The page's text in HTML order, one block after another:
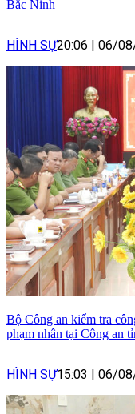
Bắc Ninh
HÌNH SỰ20:06 | 06/
Bộ Công an kiểm tra
phạm nhân tại Công an
HÌNH SỰ15:03 | 06/